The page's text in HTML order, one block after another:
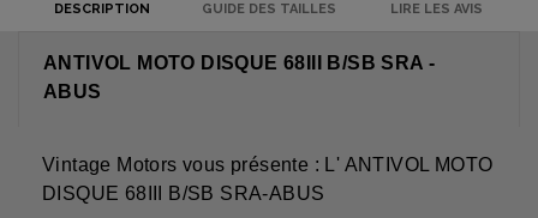
DESCRIPTION GUIDE DES TAILLES LIRE LES AVIS
ANTIVOL MOTO DISQUE 68III B/SB SRA -
ABUS
Vintage Motors vous présente : L' ANTIVOL MOTO
DISQUE 68III B/SB SRA-ABUS